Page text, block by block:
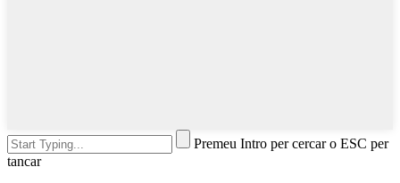
Premeu Intro per cercar o ESC per
tancar